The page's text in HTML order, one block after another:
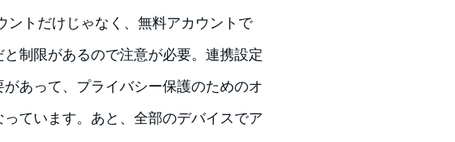
ントだけじゃなく、無料アカウントで
制限があるので注意が必要。連携設定
あって、プライバシー保護のためのオ
ています。あと、全部のデバイスでア